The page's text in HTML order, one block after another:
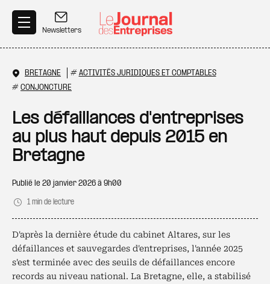
Newsletters
BRETAGNE # ACTIVITÉS JURIDIQUES ET COMPTABLES
# CONJONCTURE
Les défaillances d'entreprises
au plus haut depuis 2015 en
Bretagne
Publié le 20 janvier 2026 à 9h00
1 min de lecture
D'après la dernière étude du cabinet Altares, sur les
défaillances et sauvegardes d'entreprises, l'année 2025
s'est terminée avec des seuils de défaillances encore
records au niveau national. La Bretagne, elle, a stabilisé